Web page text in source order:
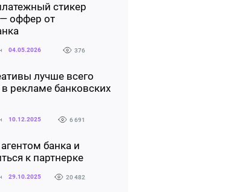
стикер
оффер от
04.05.2026 376
лучше всего
рекламе банковских
10.12.2025 6 691
банка и
к партнерке
29.10.2025 20 482